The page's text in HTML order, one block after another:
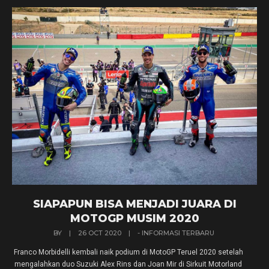
SIAPAPUN BISA MENJADI JUARA DI
MOTOGP MUSIM 2020
BY | 26 OCT 2020 | - INFORMASI TERBARU
Franco Morbidelli kembali naik podium di MotoGP Teruel 2020 setelah
mengalahkan duo Suzuki Alex Rins dan Joan Mir di Sirkuit Motorland